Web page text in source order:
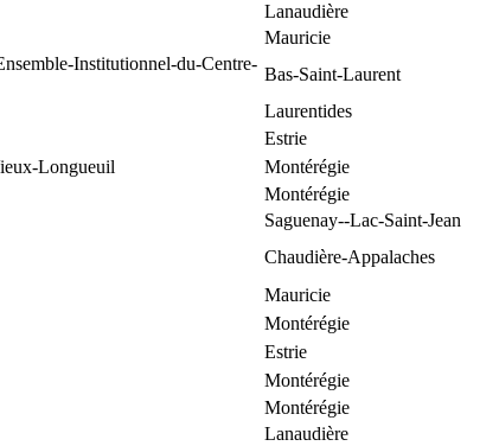
Lanaudière
Mauricie
Institutionnel-du-Centre-
Bas-Saint-Laurent
Laurentides
Estrie
Longueuil Montérégie
Montérégie
Saguenay--Lac-Saint-Jean
Chaudière-Appalaches
Mauricie
Montérégie
Estrie
Montérégie
Montérégie
Lanaudière